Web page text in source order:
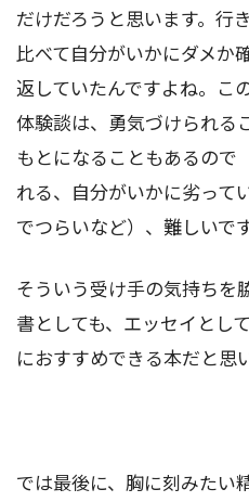
だけだろうと思います。行
比べて自分がいかにダメか
返していたんですよね。こ
体験談は、勇気づけられる
もとになることもあるので
れる、自分がいかに劣って
でつらいなど）、難しいで
そういう受け手の気持ちを
書としても、エッセイとし
におすすめできる本だと思
では最後に、胸に刻みたい